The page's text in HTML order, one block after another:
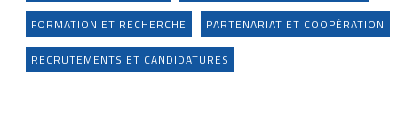
FORMATION ET RECHERCHE
PARTENARIAT ET COOPÉRATION
RECRUTEMENTS ET CANDIDATURES